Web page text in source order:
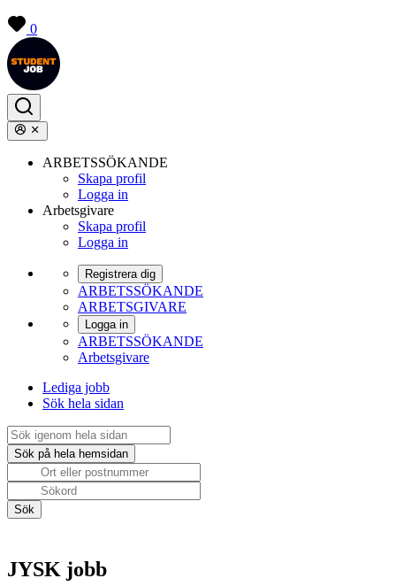
0
ARBETSSÖKANDE
Skapa profil
Logga in
Arbetsgivare
Skapa profil
Logga in
Registrera dig
ARBETSSÖKANDE
ARBETSGIVARE
Logga in
ARBETSSÖKANDE
Arbetsgivare
Lediga jobb
Sök hela sidan
JYSK jobb